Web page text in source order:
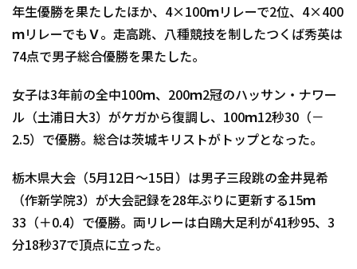
年生優勝を果たしたほか、4×100ｍリレーで2位、4×400
ｍリレーでもＶ。走高跳、八種競技を制したつくば秀英は
74点で男子総合優勝を果たした。
女子は3年前の全中100ｍ、200ｍ2冠のハッサン・ナワー
ル（土浦日大3）がケガから復調し、100ｍ12秒30（－
2.5）で優勝。総合は茨城キリストがトップとなった。
栃木県大会（5月12日～15日）は男子三段跳の金井晃希
（作新学院3）が大会記録を28年ぶりに更新する15ｍ
33（＋0.4）で優勝。両リレーは白鴎大足利が41秒95、3
分18秒37で頂点に立った。